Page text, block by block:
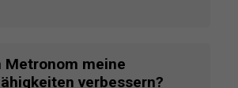
Metronom meine
verbessern?